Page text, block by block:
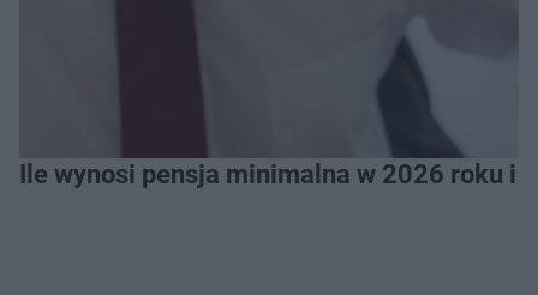
Ile wynosi pensja minimalna w 2026 roku i